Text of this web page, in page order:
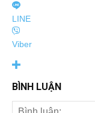
LINE
Viber
BÌNH LUẬN